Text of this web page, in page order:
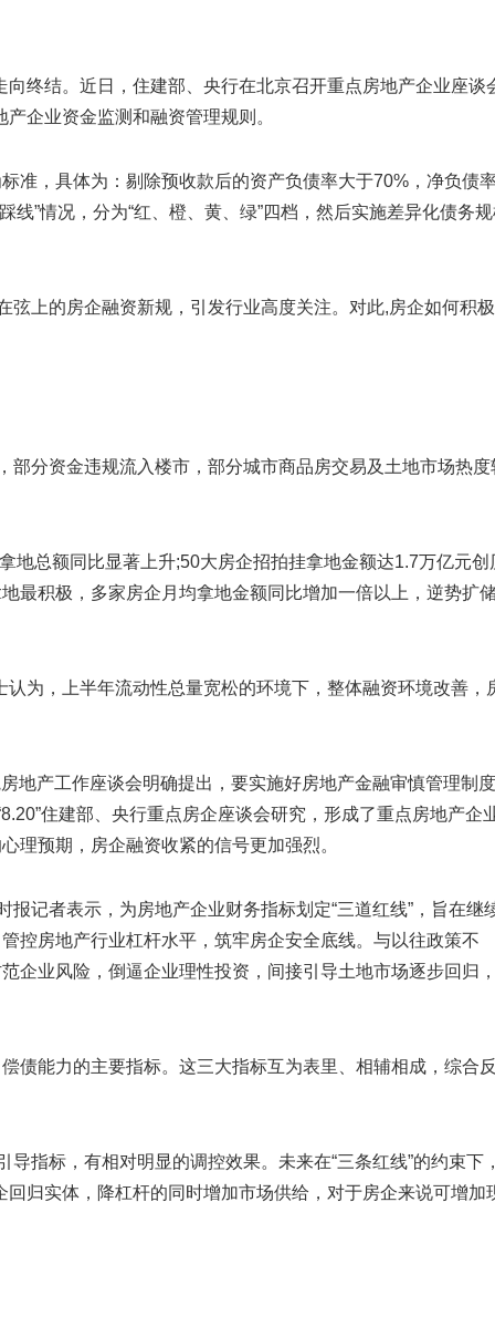
终结。近日，住建部、央行在北京召开重点房地产企业座谈
企业资金监测和融资管理规则。
准，具体为：剔除预收款后的资产负债率大于70%，净负债
”情况，分为“红、橙、黄、绿”四档，然后实施差异化债务
弦上的房企融资新规，引发行业高度关注。对此,房企如何积
部分资金违规流入楼市，部分城市商品房交易及土地市场热度
地总额同比显著上升;50大房企招拍挂拿地金额达1.7万亿元创
最积极，多家房企月均拿地金额同比增加一倍以上，逆势扩
为，上半年流动性总量宽松的环境下，整体融资环境改善，
地产工作座谈会明确提出，要实施好房地产金融审慎管理制
住建部、央行重点房企座谈会研究，形成了重点房地产企
理预期，房企融资收紧的信号更加强烈。
记者表示，为房地产企业财务指标划定“三道红线”，旨在继
控房地产行业杠杆水平，筑牢房企安全底线。与以往政策不
企业风险，倒逼企业理性投资，间接引导土地市场逐步回归
债能力的主要指标。这三大指标互为表里、相辅相成，综合
指标，有相对明显的调控效果。未来在“三条红线”的约束下
归实体，降杠杆的同时增加市场供给，对于房企来说可增加